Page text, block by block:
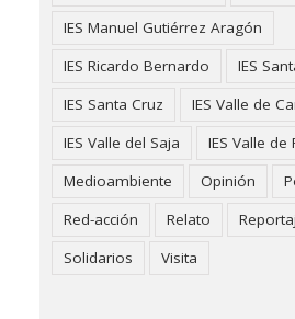
IES Manuel Gutiérrez Aragón
IES Ricardo Bernardo
IES
IES Santa Cruz
IES Valle de
IES Valle del Saja
IES Valle de
Medioambiente
Opinión
Red-acción
Relato
Solidarios
Visita